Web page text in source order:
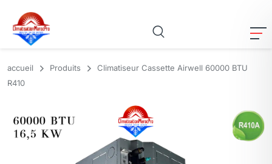
accueil Produits
Climatiseur Cassette Airwell 60000 BTU
R410